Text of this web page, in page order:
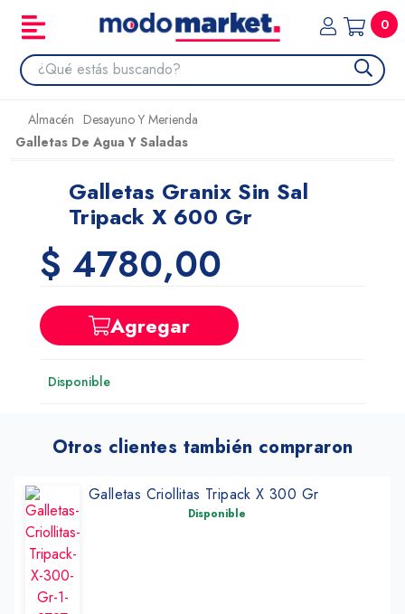
0
Almacén Desayuno Y Merienda
Galletas De Agua Y Saladas
Galletas Granix Sin Sal
Tripack X 600 Gr
$ 4780,00
Agregar
Disponible
Otros clientes también compraron
Galletas Criollitas Tripack X 300 Gr
Disponible